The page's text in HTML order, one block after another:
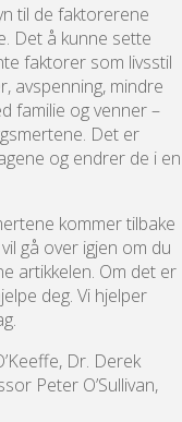
til de faktorerene
Det å kunne sette
faktorer som livsstil
avspenning, mindre
familie og venner –
Det er
og endrer de i en
kommer tilbake
gå over igjen om du
artikkelen. Om det er
deg. Vi hjelper
Dr. Derek
Peter O’Sullivan,